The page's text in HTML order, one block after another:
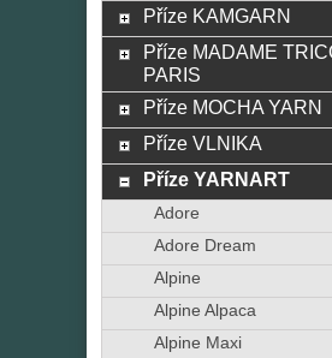
Příze KAMGARN
Příze MADAME
PARIS
Příze MOCHA YARN
Příze VLNIKA
Příze YARNART
Adore
Adore Dream
Alpine
Alpine Alpaca
Alpine Maxi